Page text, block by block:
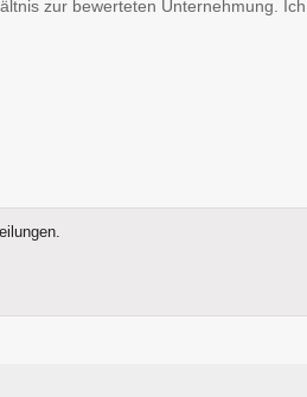
zur bewerteten Unternehmung.